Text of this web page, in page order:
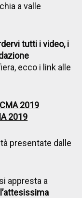
a valle
tutti i video, i
ecco i link alle
2019
2019
presentate dalle
si appresta a
l’attesissima